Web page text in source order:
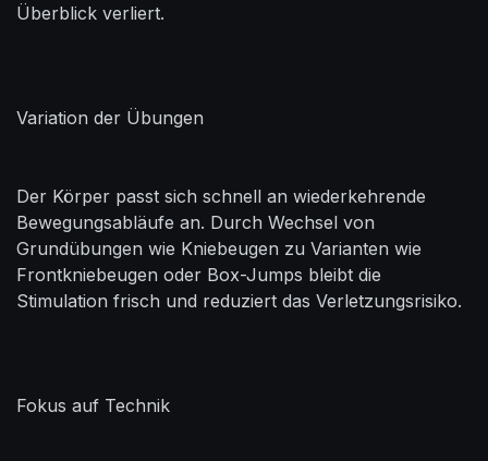
Überblick verliert.
Variation der Übungen
Der Körper passt sich schnell an wiederkehrende
Bewegungsabläufe an. Durch Wechsel von
Grundübungen wie Kniebeugen zu Varianten wie
Frontkniebeugen oder Box-Jumps bleibt die
Stimulation frisch und reduziert das Verletzungsrisiko.
Fokus auf Technik